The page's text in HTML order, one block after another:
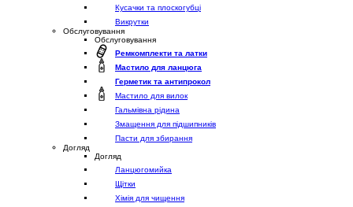
Кусачки та плоскогубці
Викрутки
Обслуговування
Обслуговування
Ремкомплекти та латки
Мастило для ланцюга
Герметик та антипрокол
Мастило для вилок
Гальмівна рідина
Змащення для підшипників
Пасти для збирання
Догляд
Догляд
Ланцюгомийка
Щітки
Хімія для чищення